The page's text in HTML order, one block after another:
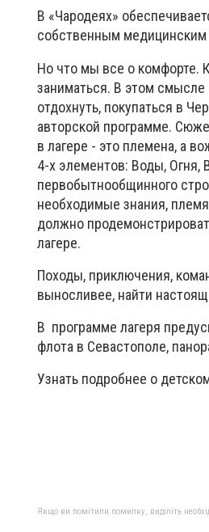
В «Чародеях»
собственным медицинским
Но что мы все о комфорте.
заниматься. В этом смысле
отдохнуть, покупаться в
авторской программе.
в лагере - это племена, а
4-х элементов: Воды, Огня,
первобытнообщинного
необходимые знания,
должно
лагере.
Походы, приключения,
выносливее, найти
В программе лагеря
флота в Севастополе,
Узнать подробнее о
Якщо ви помітили помилку, виділіть